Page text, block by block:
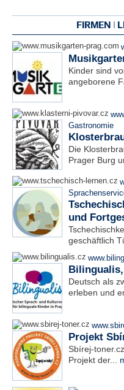
FIRMEN |
Kinder sind
angeborene
Gastronomie
Die
Prager Burg
und
geschäftlich
Deutsch als
erleben und
Projekt
Sbírej-
Projekt der...